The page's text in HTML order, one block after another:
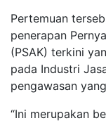
Pertemuan
penerapan
(PSAK) terkini
pada Industri
pengawasan
“Ini merupakan